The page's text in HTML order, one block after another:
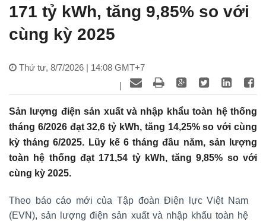
171 tỷ kWh, tăng 9,85% so với
cùng kỳ 2025
Thứ tư, 8/7/2026 | 14:08 GMT+7
|
Sản lượng điện sản xuất và nhập khẩu toàn hệ thống
tháng 6/2026 đạt 32,6 tỷ kWh, tăng 14,25% so với cùng
kỳ tháng 6/2025. Lũy kế 6 tháng đầu năm, sản lượng
toàn hệ thống đạt 171,54 tỷ kWh, tăng 9,85% so với
cùng kỳ 2025.
Theo báo cáo mới của Tập đoàn Điện lực Việt Nam
(EVN), sản lượng điện sản xuất và nhập khẩu toàn hệ